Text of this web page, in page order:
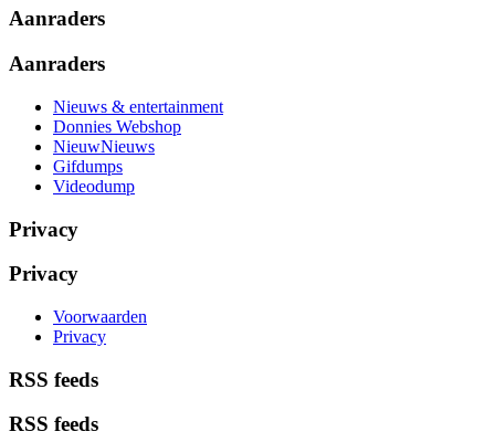
Aanraders
Aanraders
Nieuws & entertainment
Donnies Webshop
NieuwNieuws
Gifdumps
Videodump
Privacy
Privacy
Voorwaarden
Privacy
RSS feeds
RSS feeds